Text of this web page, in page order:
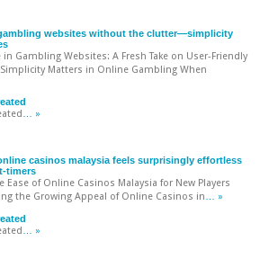
websites without the clutter—simplicity
in Gambling Websites: A Fresh Take on User-Friendly
Matters in Online Gambling When
… »
casinos malaysia feels surprisingly effortless
timers
Ease of Online Casinos Malaysia for New Players
the Growing Appeal of Online Casinos in … »
… »